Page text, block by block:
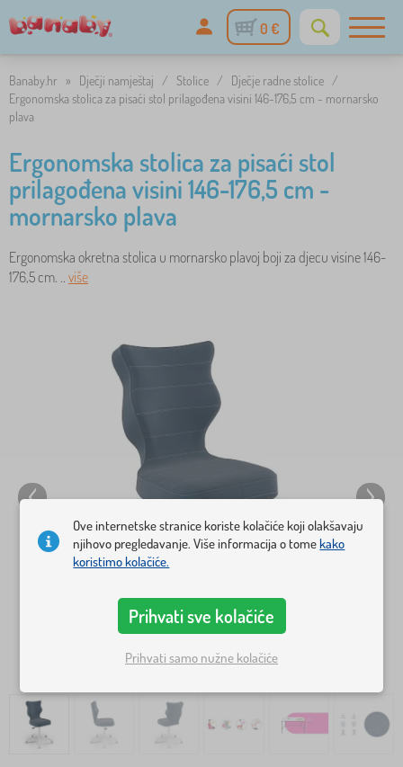
0 €
Banaby.hr » Dječji namještaj / Stolice / Dječje radne stolice /
Ergonomska stolica za pisaći stol prilagođena visini 146-176,5 cm - mornarsko
plava
Ergonomska stolica za pisaći stol
prilagođena visini 146-176,5 cm -
mornarsko plava
Ergonomska okretna stolica u mornarsko plavoj boji za djecu visine 146-
176,5 cm. .. više
Ove internetske stranice koriste kolačiće koji olakšavaju
njihovo pregledavanje. Više informacija o tomekako
koristimo kolačiće.
Prihvati sve kolačiće
Prihvati samo nužne kolačiće